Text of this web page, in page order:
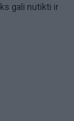
gali nutikti ir